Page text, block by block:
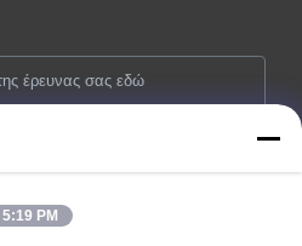
5:19 PM